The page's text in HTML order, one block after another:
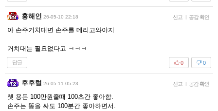
홍해인 26-05-10 22:18 신고 | 공감 확인
아 손주거치대면 손주를 데리고와야지
거치대는 필요없다고 ㅋㅋㅋ
답글 0
0
후후럴 26-05-11 05:23 신고 | 공감 확인
쳇 용돈 100만원줄때 100초간 좋아함.
손주는 똥을 싸도 100분간 좋아하면서.